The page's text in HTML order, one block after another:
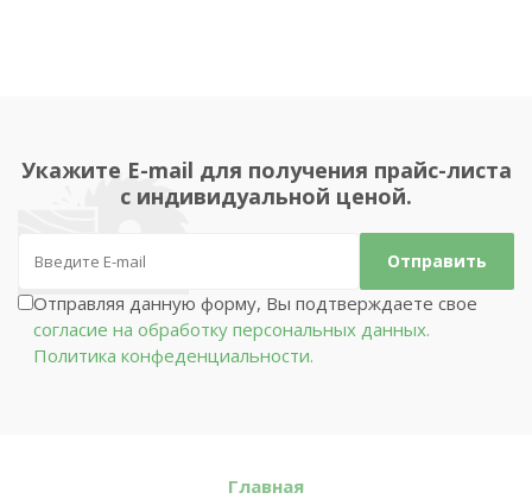
Укажите E-mail для получения прайс-листа
с индивидуальной ценой.
Отправляя данную форму, Вы подтверждаете свое
согласие на обработку персональных данных.
Политика конфеденциальности.
Главная